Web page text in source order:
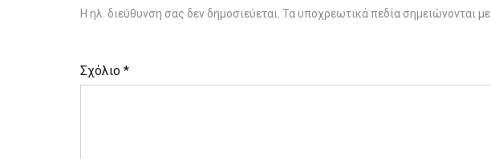
Η ηλ. διεύθυνση σας δεν δημοσιεύεται. Τα υποχρεωτικά πεδία σημειώνονται με
Σχόλιο *